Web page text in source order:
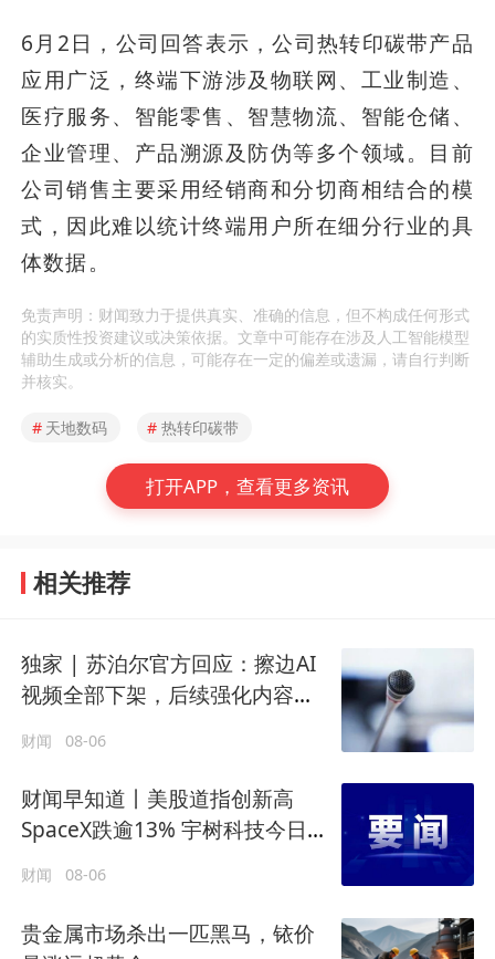
6月2日，公司回答表示，公司热转印碳带产品
应用广泛，终端下游涉及物联网、工业制造、
医疗服务、智能零售、智慧物流、智能仓储、
企业管理、产品溯源及防伪等多个领域。目前
公司销售主要采用经销商和分切商相结合的模
式，因此难以统计终端用户所在细分行业的具
体数据。
免责声明：财闻致力于提供真实、准确的信息，但不构成任何形式
的实质性投资建议或决策依据。文章中可能存在涉及人工智能模型
辅助生成或分析的信息，可能存在一定的偏差或遗漏，请自行判断
并核实。
# 天地数码 # 热转印碳带
打开APP，查看更多资讯
相关推荐
独家 | 苏泊尔官方回应：擦边AI
视频全部下架，后续强化内容审
财闻 08-06
财闻早知道丨美股道指创新高
SpaceX跌逾13% 宇树科技今日确
财闻 08-06
贵金属市场杀出一匹黑马，铱价